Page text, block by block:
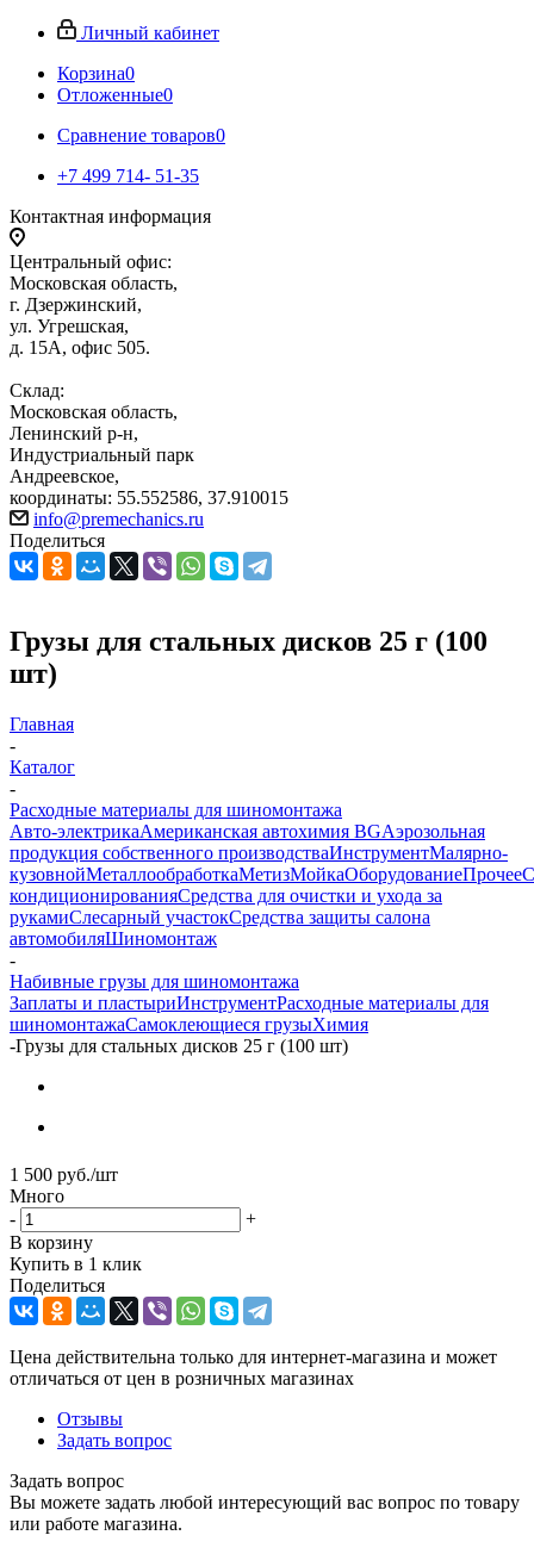
Личный кабинет
Корзина0
Отложенные0
Сравнение товаров0
+7 499 714- 51-35
Контактная информация
Центральный офис:
Московская область,
г. Дзержинский,
ул. Угрешская,
д. 15А, офис 505.
Склад:
Московская область,
Ленинский р-н,
Индустриальный парк
Андреевское,
координаты: 55.552586, 37.910015
info@premechanics.ru
Поделиться
Грузы для стальных дисков 25 г (100
шт)
Главная
-
Каталог
-
Расходные материалы для шиномонтажа
Авто-электрикаАмериканская автохимия BGАэрозольная
продукция собственного производстваИнструментМалярно-
кузовнойМеталлообработкаМетизМойкаОборудованиеПрочее
кондиционированияСредства для очистки и ухода за
рукамиСлесарный участокСредства защиты салона
автомобиляШиномонтаж
-
Набивные грузы для шиномонтажа
Заплаты и пластыриИнструментРасходные материалы для
шиномонтажаСамоклеющиеся грузыХимия
-Грузы для стальных дисков 25 г (100 шт)
1 500 руб./шт
Много
-
+
В корзину
Купить в 1 клик
Поделиться
Цена действительна только для интернет-магазина и может
отличаться от цен в розничных магазинах
Отзывы
Задать вопрос
Задать вопрос
Вы можете задать любой интересующий вас вопрос по товару
или работе магазина.